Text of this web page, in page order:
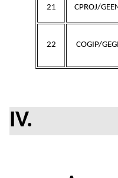
21 CPROJ/
22 COGIP/
IV.